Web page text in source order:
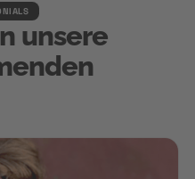
unsere